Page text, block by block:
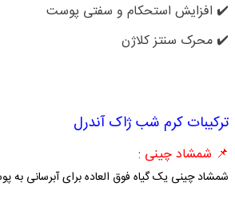
✔️ افزایش استحکام و سفتی پوست
✔️محرک سنتز کلاژن
ترکیبات کرم شب ژاک آندرل
📌 شمشاد چینی :
شمشاد چینی یک گیاه فوق العاده برای آبرسانی